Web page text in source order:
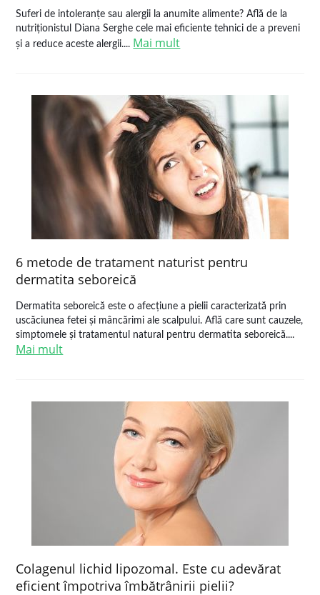
Suferi de intoleranțe sau alergii la anumite alimente? Află de la
nutriționistul Diana Serghe cele mai eficiente tehnici de a preveni
și a reduce aceste alergii.... Mai mult
6 metode de tratament naturist pentru
dermatita seboreică
Dermatita seboreică este o afecțiune a pielii caracterizată prin
uscăciunea fetei și mâncărimi ale scalpului. Află care sunt cauzele,
simptomele și tratamentul natural pentru dermatita seboreică....
Mai mult
Colagenul lichid lipozomal. Este cu adevărat
eficient împotriva îmbătrânirii pielii?